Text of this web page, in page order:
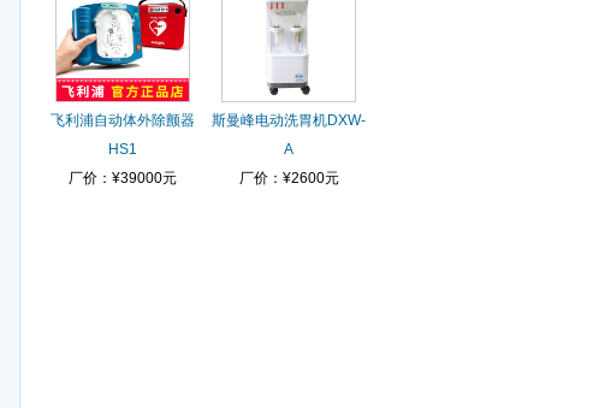
飞利浦自动体外除颤器
HS1
厂价：¥39000元
斯曼峰电动洗胃机DXW-
A
厂价：¥2600元